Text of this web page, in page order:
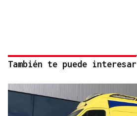
También te puede interesar